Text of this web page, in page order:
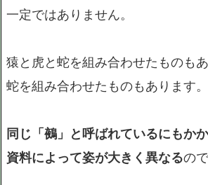
一定ではありません。
猿と虎と蛇を組み合わせたものも
蛇を組み合わせたものもあります。
同じ「鵺」と呼ばれているにもか
資料によって姿が大きく異なるので